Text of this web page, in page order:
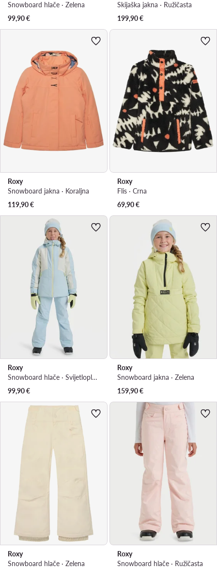
Snowboard hlače · Zelena
99,90€
Skijaška jakna · Ružičasta
199,90€
Roxy
Snowboard jakna · Koraljna
119,90€
Roxy
Flis · Crna
69,90€
Roxy
Snowboard hlače · Svijetloplava
99,90€
Roxy
Snowboard jakna · Zelena
159,90€
Roxy
Snowboard hlače · Zelena
Roxy
Snowboard hlače · Ružičasta